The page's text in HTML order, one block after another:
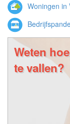
Woningen in
Weten
te vallen?